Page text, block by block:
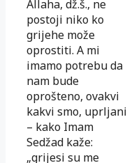
Allaha, dž.š., ne
postoji niko ko
grijehe može
oprostiti. A mi
imamo potrebu da
nam bude
oprošteno, ovakvi
kakvi smo, uprljani
– kako Imam
Sedžad kaže:
„grijesi su me